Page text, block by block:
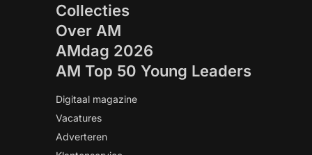
Collecties
Over AM
AMdag 2026
AM Top 50 Young Leaders
Digitaal magazine
Vacatures
Adverteren